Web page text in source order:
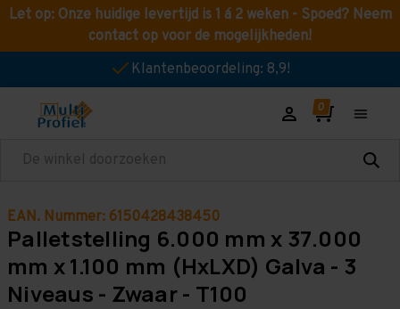
Let op: Onze huidige levertijd is 1 á 2 weken - Spoed? Neem
contact op voor de mogelijkheden!
Klantenbeoordeling: 8,9!
Zoeken
EAN. Nummer: 6150428438450
Palletstelling 6.000 mm x 37.000
mm x 1.100 mm (HxLXD) Galva - 3
Niveaus - Zwaar - T100